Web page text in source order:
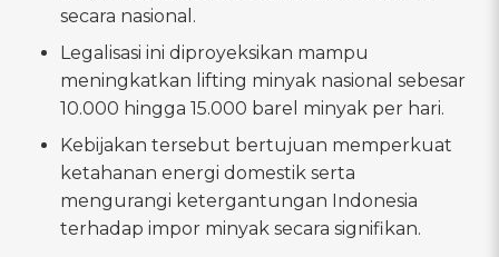
secara nasional.
Legalisasi ini diproyeksikan mampu
meningkatkan lifting minyak nasional sebesar
10.000 hingga 15.000 barel minyak per hari.
Kebijakan tersebut bertujuan memperkuat
ketahanan energi domestik serta
mengurangi ketergantungan Indonesia
terhadap impor minyak secara signifikan.